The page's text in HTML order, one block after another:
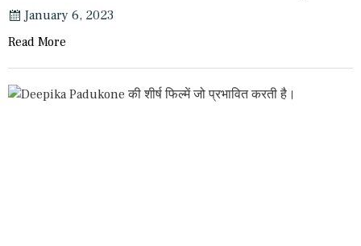
January 6, 2023
Read More